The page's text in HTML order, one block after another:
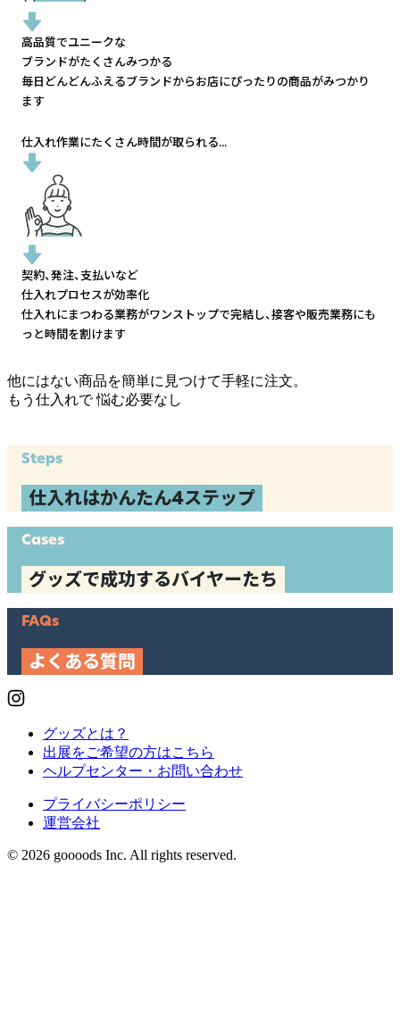
高品質でユニークな
ブランドがたくさんみつかる
毎日どんどんふえるブランドからお店にぴったりの商品がみつかり
ます
仕入れ作業にたくさん時間が取られる...
契約、発注、支払いなど
仕入れプロセスが効率化
仕入れにまつわる業務がワンストップで完結し、接客や販売業務にも
っと時間を割けます
他にはない商品を簡単に見つけて手軽に注文。
もう仕入れで悩む必要なし
Steps
仕入れはかんたん4ステップ
Cases
グッズで成功するバイヤーたち
FAQs
よくある質問
グッズとは？
出展をご希望の方はこちら
ヘルプセンター・お問い合わせ
プライバシーポリシー
運営会社
© 2026 goooods Inc. All rights reserved.